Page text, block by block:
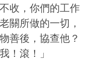
收，你們的工作
關所做的一切，
善後，協查他？
！滾！」